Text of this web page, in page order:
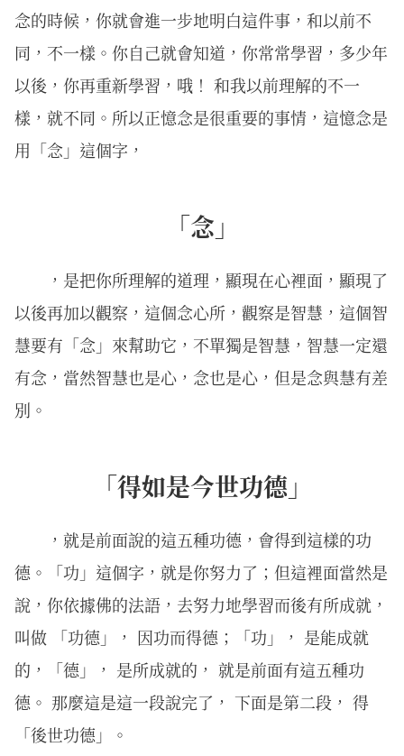
念的時候，你就會進一步地明白這件事，和以前不
同，不一樣。你自己就會知道，你常常學習，多少年
以後，你再重新學習，哦！ 和我以前理解的不一
樣，就不同。所以正憶念是很重要的事情，這憶念是
用「念」這個字，
「念」
，是把你所理解的道理，顯現在心裡面，顯現了
以後再加以觀察，這個念心所，觀察是智慧，這個智
慧要有「念」來幫助它，不單獨是智慧，智慧一定還
有念，當然智慧也是心，念也是心，但是念與慧有差
別。
「得如是今世功德」
，就是前面說的這五種功德，會得到這樣的功
德。「功」這個字，就是你努力了；但這裡面當然是
說，你依據佛的法語，去努力地學習而後有所成就，
叫做 「功德」， 因功而得德；「功」， 是能成就
的，「德」， 是所成就的， 就是前面有這五種功
德。 那麼這是這一段說完了， 下面是第二段， 得
「後世功德」。